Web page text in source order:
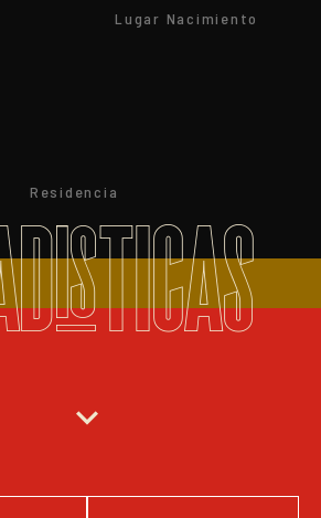
Lugar Nacimiento
Residencia
expand_more